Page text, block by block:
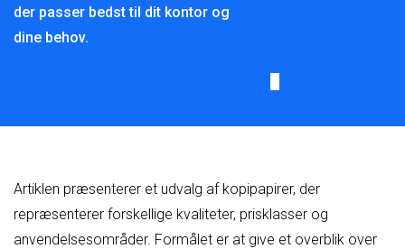
der passer bedst til dit kontor og
dine behov.
Artiklen præsenterer et udvalg af kopipapirer, der
repræsenterer forskellige kvaliteter, prisklasser og
anvendelsesområder. Formålet er at give et overblik over